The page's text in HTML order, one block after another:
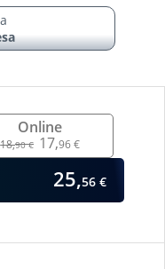
Online
18,90 € 17,96 €
25,56 €